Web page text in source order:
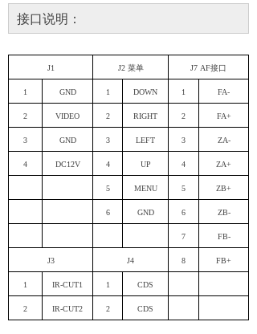
接口说明：
J1 J2 菜单 J7 AF接口
1 GND 1 DOWN 1 FA-
2 VIDEO 2 RIGHT 2 FA+
3 GND 3 LEFT 3 ZA-
4 DC12V 4 UP 4 ZA+
5 MENU 5 ZB+
6 GND 6 ZB-
7 FB-
J3 J4 8 FB+
1 IR-CUT1 1 CDS
2 IR-CUT2 2 CDS